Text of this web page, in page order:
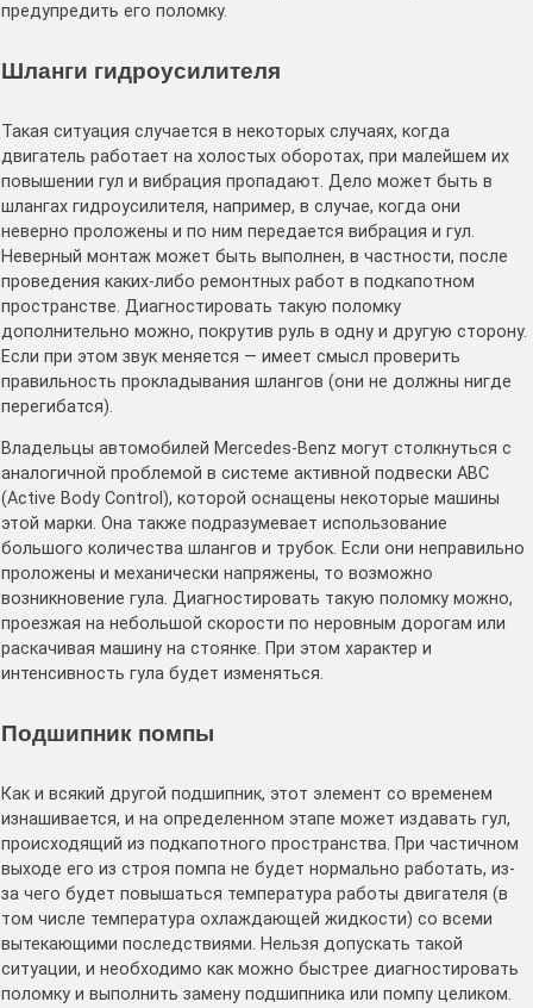
предупредить его поломку.
Шланги гидроусилителя
Такая ситуация случается в некоторых случаях, когда
двигатель работает на холостых оборотах, при малейшем их
повышении гул и вибрация пропадают. Дело может быть в
шлангах гидроусилителя, например, в случае, когда они
неверно проложены и по ним передается вибрация и гул.
Неверный монтаж может быть выполнен, в частности, после
проведения каких-либо ремонтных работ в подкапотном
пространстве. Диагностировать такую поломку
дополнительно можно, покрутив руль в одну и другую сторону.
Если при этом звук меняется — имеет смысл проверить
правильность прокладывания шлангов (они не должны нигде
перегибатся).
Владельцы автомобилей Mercedes-Benz могут столкнуться с
аналогичной проблемой в системе активной подвески ABC
(Active Body Control), которой оснащены некоторые машины
этой марки. Она также подразумевает использование
большого количества шлангов и трубок. Если они неправильно
проложены и механически напряжены, то возможно
возникновение гула. Диагностировать такую поломку можно,
проезжая на небольшой скорости по неровным дорогам или
раскачивая машину на стоянке. При этом характер и
интенсивность гула будет изменяться.
Подшипник помпы
Как и всякий другой подшипник, этот элемент со временем
изнашивается, и на определенном этапе может издавать гул,
происходящий из подкапотного пространства. При частичном
выходе его из строя помпа не будет нормально работать, из-
за чего будет повышаться температура работы двигателя (в
том числе температура охлаждающей жидкости) со всеми
вытекающими последствиями. Нельзя допускать такой
ситуации, и необходимо как можно быстрее диагностировать
поломку и выполнить замену подшипника или помпу целиком.